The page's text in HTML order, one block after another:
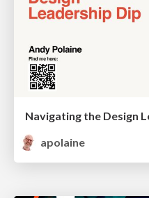
apolaine